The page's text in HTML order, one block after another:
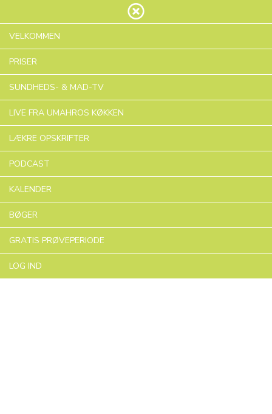
VELKOMMEN
PRISER
SUNDHEDS- & MAD-TV
LIVE FRA UMAHROS KØKKEN
LÆKRE OPSKRIFTER
PODCAST
KALENDER
BØGER
GRATIS PRØVEPERIODE
LOG IND
Der er ingen tilgængelige købsmuligheder i
øjeblikket. Kom snart tilbage!